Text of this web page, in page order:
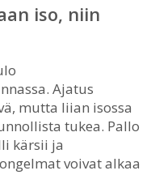
iso, niin
Ajatus
mutta liian isossa
tukea. Pallo
kärsii ja
voivat alkaa